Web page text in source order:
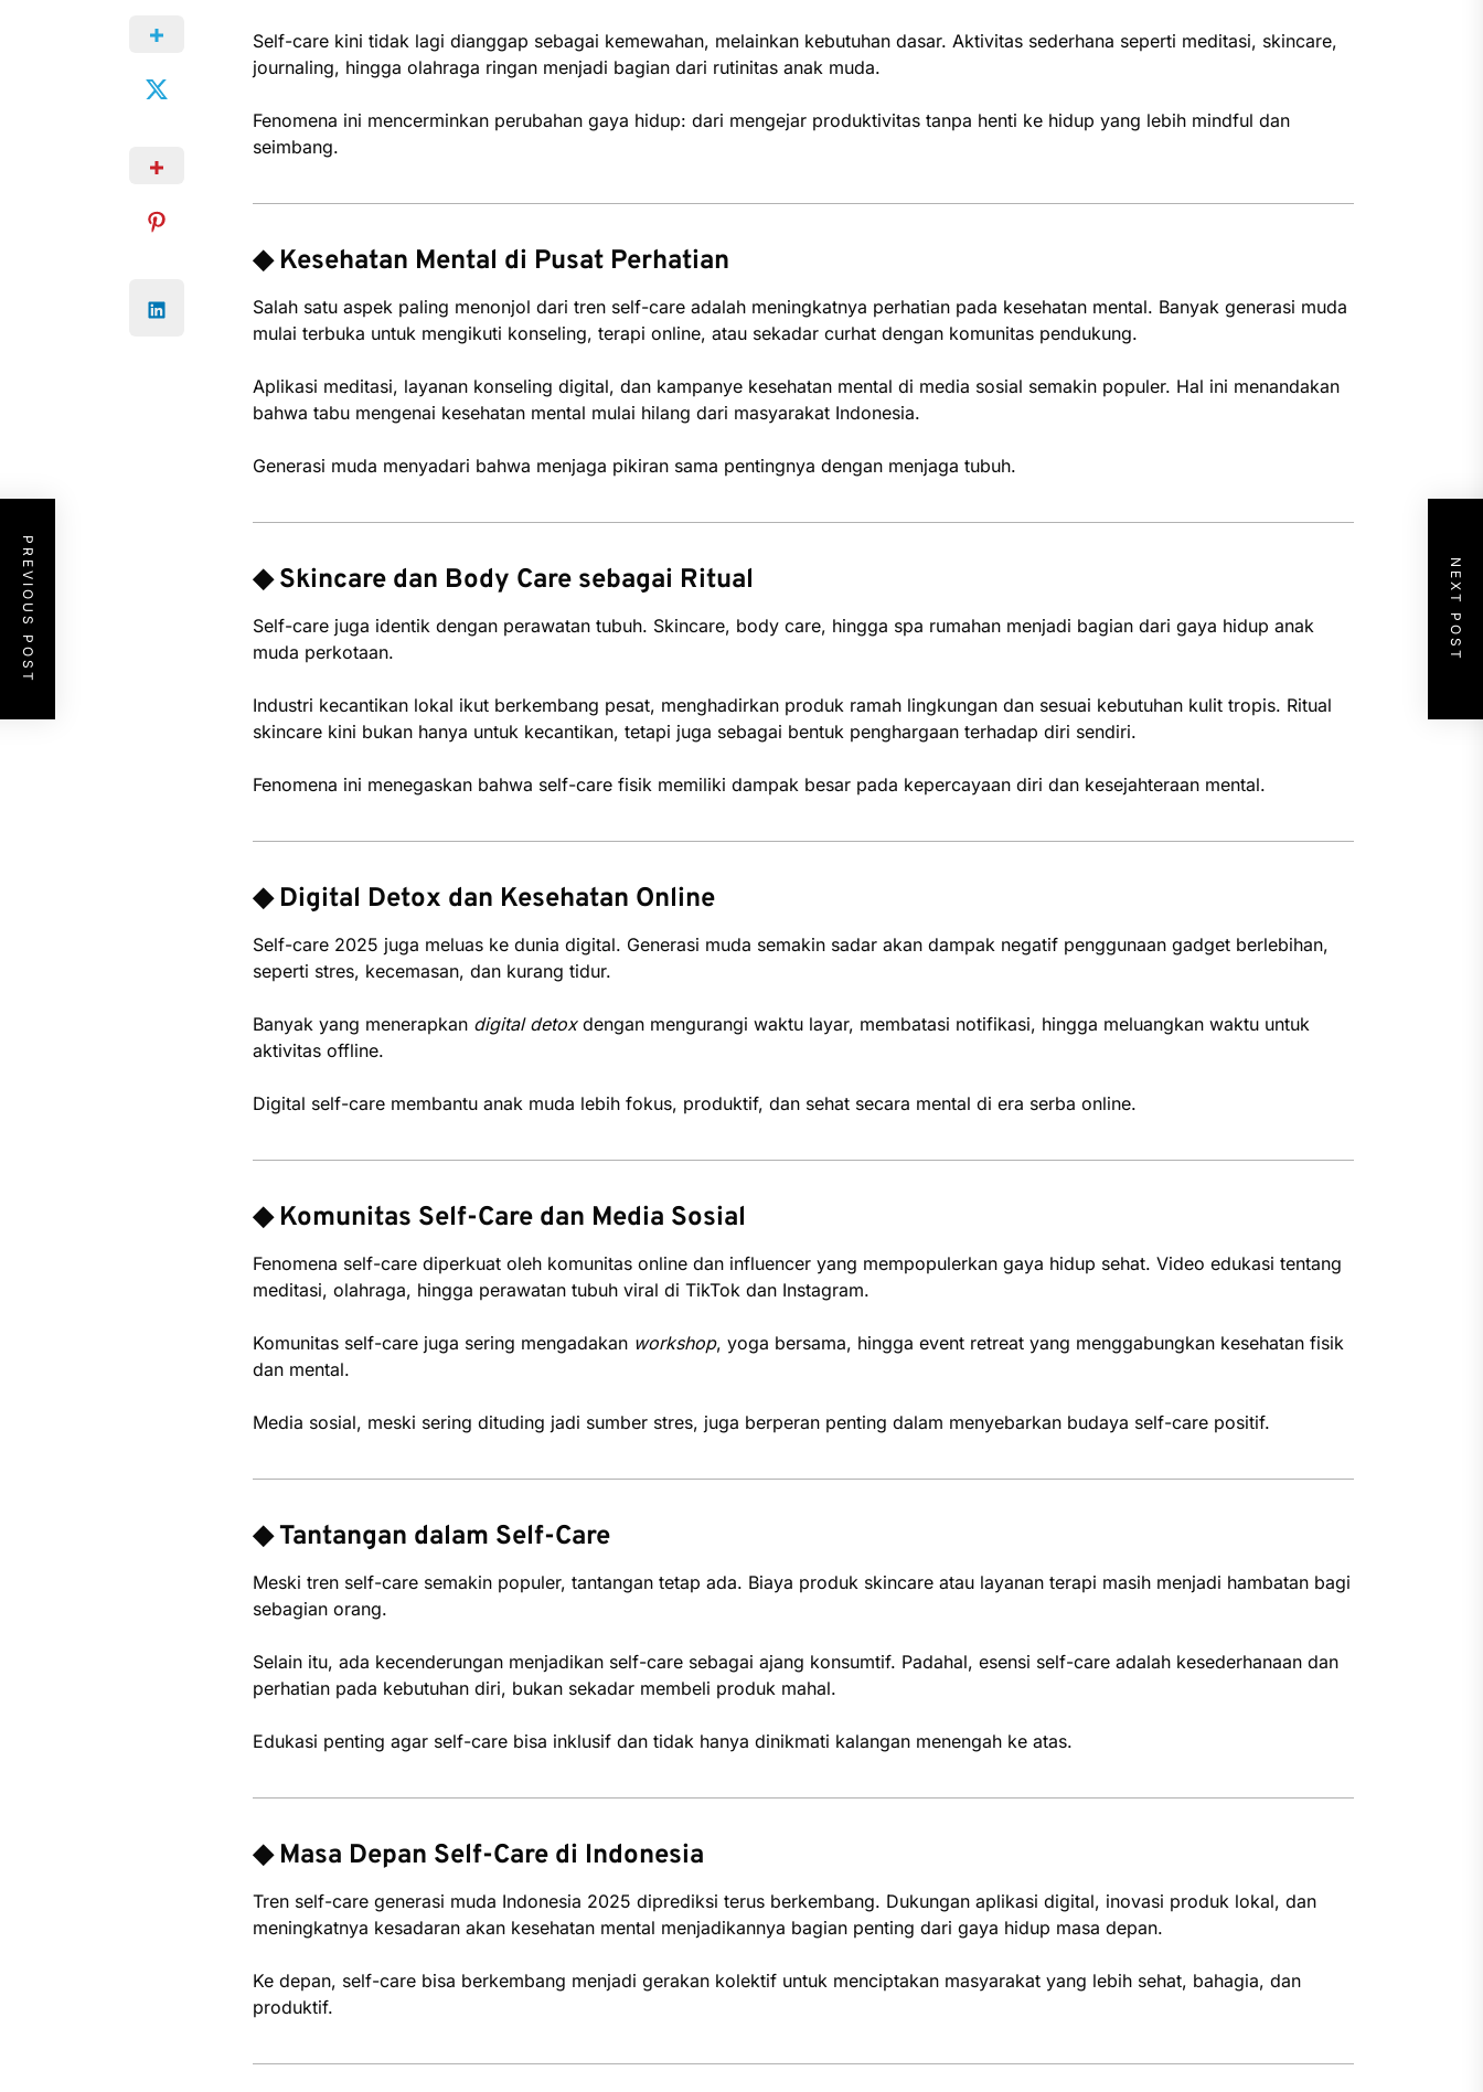
Self-care kini tidak lagi dianggap sebagai kemewahan, melainkan kebutuhan dasar. Aktivitas sederhana seperti meditasi, skincare,
journaling, hingga olahraga ringan menjadi bagian dari rutinitas anak muda.
Fenomena ini mencerminkan perubahan gaya hidup: dari mengejar produktivitas tanpa henti ke hidup yang lebih mindful dan
seimbang.
◆ Kesehatan Mental di Pusat Perhatian
Salah satu aspek paling menonjol dari tren self-care adalah meningkatnya perhatian pada kesehatan mental. Banyak generasi muda
mulai terbuka untuk mengikuti konseling, terapi online, atau sekadar curhat dengan komunitas pendukung.
Aplikasi meditasi, layanan konseling digital, dan kampanye kesehatan mental di media sosial semakin populer. Hal ini menandakan
bahwa tabu mengenai kesehatan mental mulai hilang dari masyarakat Indonesia.
Generasi muda menyadari bahwa menjaga pikiran sama pentingnya dengan menjaga tubuh.
◆ Skincare dan Body Care sebagai Ritual
Self-care juga identik dengan perawatan tubuh. Skincare, body care, hingga spa rumahan menjadi bagian dari gaya hidup anak
muda perkotaan.
Industri kecantikan lokal ikut berkembang pesat, menghadirkan produk ramah lingkungan dan sesuai kebutuhan kulit tropis. Ritual
skincare kini bukan hanya untuk kecantikan, tetapi juga sebagai bentuk penghargaan terhadap diri sendiri.
Fenomena ini menegaskan bahwa self-care fisik memiliki dampak besar pada kepercayaan diri dan kesejahteraan mental.
◆ Digital Detox dan Kesehatan Online
Self-care 2025 juga meluas ke dunia digital. Generasi muda semakin sadar akan dampak negatif penggunaan gadget berlebihan,
seperti stres, kecemasan, dan kurang tidur.
Banyak yang menerapkan digital detoxdengan mengurangi waktu layar, membatasi notifikasi, hingga meluangkan waktu untuk
aktivitas offline.
Digital self-care membantu anak muda lebih fokus, produktif, dan sehat secara mental di era serba online.
◆ Komunitas Self-Care dan Media Sosial
Fenomena self-care diperkuat oleh komunitas online dan influencer yang mempopulerkan gaya hidup sehat. Video edukasi tentang
meditasi, olahraga, hingga perawatan tubuh viral di TikTok dan Instagram.
Komunitas self-care juga sering mengadakan workshop, yoga bersama, hingga event retreat yang menggabungkan kesehatan fisik
dan mental.
Media sosial, meski sering dituding jadi sumber stres, juga berperan penting dalam menyebarkan budaya self-care positif.
◆ Tantangan dalam Self-Care
Meski tren self-care semakin populer, tantangan tetap ada. Biaya produk skincare atau layanan terapi masih menjadi hambatan bagi
sebagian orang.
Selain itu, ada kecenderungan menjadikan self-care sebagai ajang konsumtif. Padahal, esensi self-care adalah kesederhanaan dan
perhatian pada kebutuhan diri, bukan sekadar membeli produk mahal.
Edukasi penting agar self-care bisa inklusif dan tidak hanya dinikmati kalangan menengah ke atas.
◆ Masa Depan Self-Care di Indonesia
Tren self-care generasi muda Indonesia 2025 diprediksi terus berkembang. Dukungan aplikasi digital, inovasi produk lokal, dan
meningkatnya kesadaran akan kesehatan mental menjadikannya bagian penting dari gaya hidup masa depan.
Ke depan, self-care bisa berkembang menjadi gerakan kolektif untuk menciptakan masyarakat yang lebih sehat, bahagia, dan
produktif.
PREVIOUS POST NEXT POST